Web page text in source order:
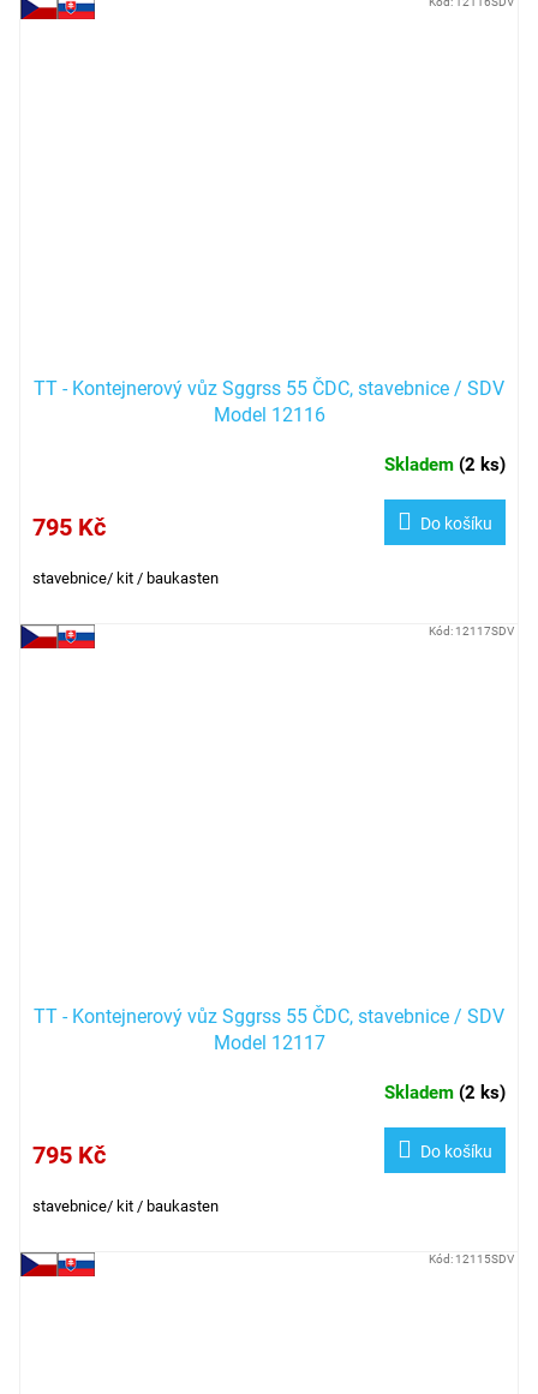
TT - Kontejnerový vůz Sggrss 55 ČDC, stavebnice / SDV
Model 12116
Skladem (2 ks)
795 Kč Do košíku
stavebnice/ kit / baukasten
TT - Kontejnerový vůz Sggrss 55 ČDC, stavebnice / SDV
Model 12117
Skladem (2 ks)
795 Kč Do košíku
stavebnice/ kit / baukasten
Kód: 12117SDV
Kód: 12115SDV